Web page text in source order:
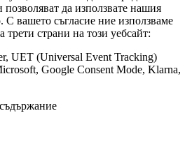
да използвате нашия
С вашето съгласие ние използваме
трети страни на този уебсайт:
UET (Universal Event Tracking)
Google Consent Mode, Klarna,